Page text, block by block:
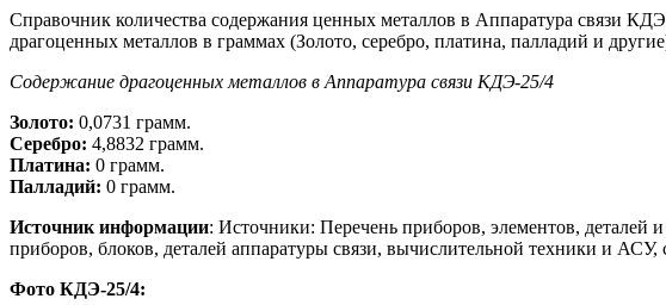
Справочник количества содержания ценных металлов в Аппаратура связи
драгоценных металлов в граммах (Золото, серебро, платина, палладий и
Содержание драгоценных металлов в Аппаратура связи КДЭ-25/4
Золото: 0,0731 грамм.
Серебро: 4,8832 грамм.
Платина: 0 грамм.
Палладий: 0 грамм.
Источник информации: Источники: Перечень приборов, элементов,
приборов, блоков, деталей аппаратуры связи, вычислительной техники и
Фото КДЭ-25/4: